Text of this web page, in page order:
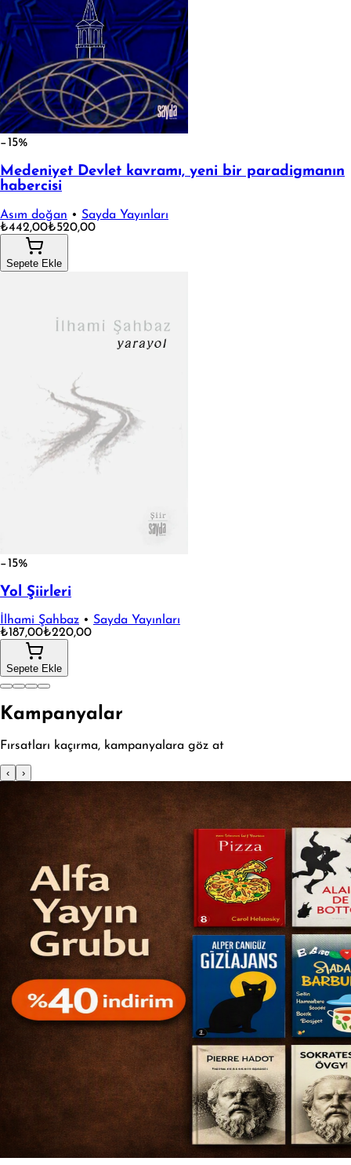
−15%
Medeniyet Devlet kavramı, yeni bir paradigmanın
habercisi
Asım doğan • Sayda Yayınları
₺442,00₺520,00
Sepete Ekle
−15%
Yol Şiirleri
İlhami Şahbaz • Sayda Yayınları
₺187,00₺220,00
Sepete Ekle
Kampanyalar
Fırsatları kaçırma, kampanyalara göz at
‹ ›